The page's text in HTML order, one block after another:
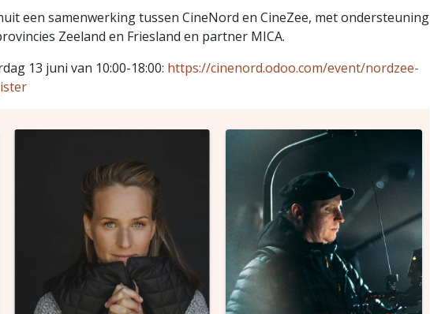
een samenwerking tussen CineNord en CineZee, met ondersteuning
Zeeland en Friesland en partner MICA.
13 juni van 10:00-18:00: https://cinenord.odoo.com/event/nordzee-